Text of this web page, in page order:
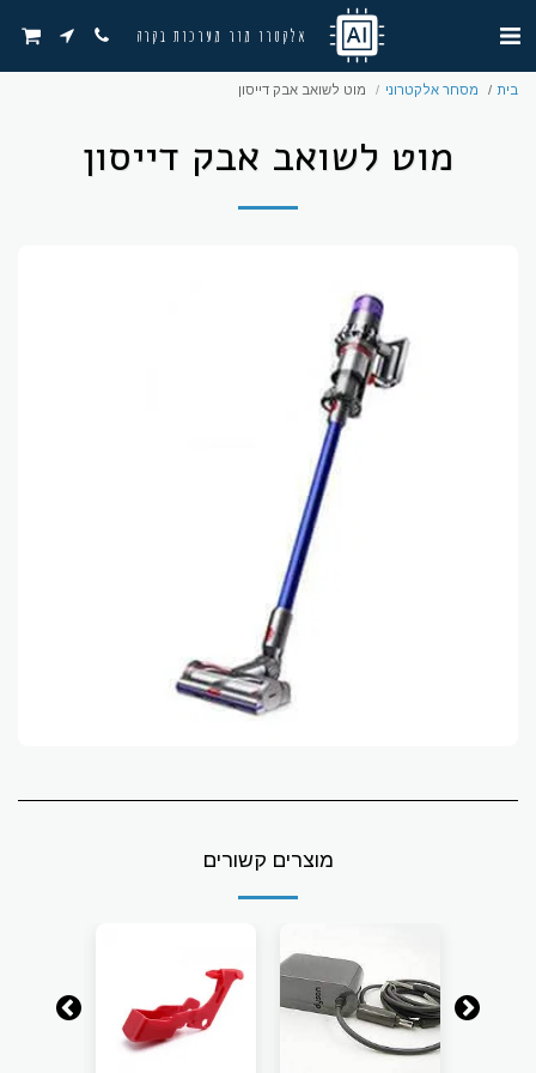
אלקטרו מור מערכות בקרה
בית מסחר אלקטרוני מוט לשואב אבק דייסון
מוט לשואב אבק דייסון
מוצרים קשורים